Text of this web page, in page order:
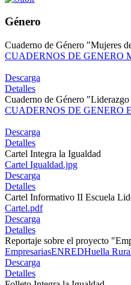
Género
Cuaderno de Género "Mujeres
CUADERNOS DE GENERO
Descarga
Detalles
Cuaderno de Género
CUADERNOS DE GENERO
Descarga
Detalles
Cartel Integra la Igualdad
Cartel Igualdad.jpg
Descarga
Detalles
Cartel Informativo II Escuela
Cartel.pdf
Descarga
Detalles
Reportaje sobre el proyecto
EmpresariasENREDHuella
Descarga
Detalles